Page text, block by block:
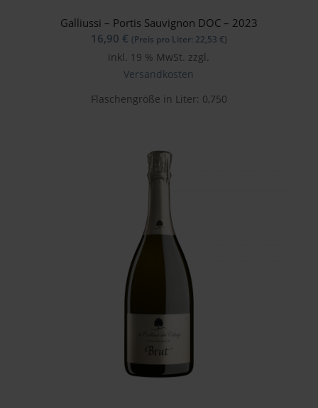
Galliussi – Portis Sauvignon DOC – 2023
16,90 € (Preis pro Liter: 22,53 €)
inkl. 19 % MwSt. zzgl.
Versandkosten
Flaschengröße in Liter: 0,750